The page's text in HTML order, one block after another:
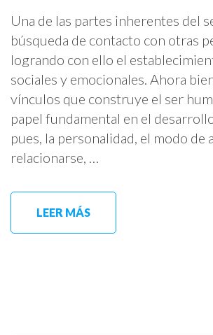
Una de las partes inherentes del
búsqueda de contacto con otras
logrando con ello el
sociales y emocionales. Ahora
vínculos que construye el ser
papel fundamental en el
pues, la personalidad, el modo de
relacionarse, …
LEER MÁS